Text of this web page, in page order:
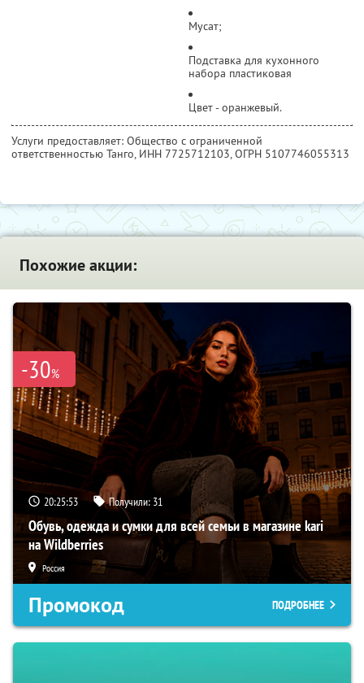
Мусат;
Подставка для кухонного
набора пластиковая
Цвет - оранжевый.
Услуги предоставляет: Общество с ограниченной
ответственностью Танго, ИНН 7725712103, ОГРН 5107746055313
Похожие акции:
-30%
20:25:52 Получили: 31
Обувь, одежда и сумки для всей семьи в магазине kari
на Wildberries
Россия
Промокод ПОДРОБНЕЕ